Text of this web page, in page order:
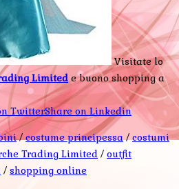
Visitate lo
Limitede buono shopping a
TwitterShare on Linkedin
/costume principessa/costumi
Trading Limited / outfit
/ shopping online